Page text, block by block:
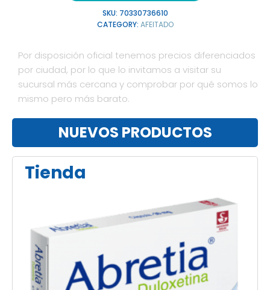
SKU: 70330736610
CATEGORY: AFEITADO
Por disposición oficial tenemos precios diferenciados
por ciudad, por lo que lo invitamos a visitar su
sucursal más cercana y comprobar por qué somos lo
mismo pero más barato.
NUEVOS PRODUCTOS
Tienda